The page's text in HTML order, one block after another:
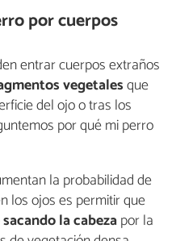
por cuerpos
entrar cuerpos extraños
vegetalesque
del ojo o tras los
por qué mi perro
la probabilidad de
los ojos es permitir que
la cabezapor la